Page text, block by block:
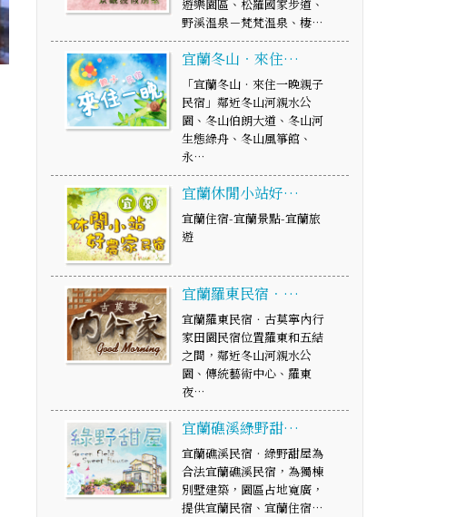
遊樂園區、松羅國家步道、
野溪溫泉－梵梵溫泉、棲…
宜蘭冬山‧來住…
「宜蘭冬山‧來住一晚親子
民宿」鄰近冬山河親水公
園、冬山伯朗大道、冬山河
生態綠舟、冬山風箏館、
永…
宜蘭休閒小站好…
宜蘭住宿-宜蘭景點-宜蘭旅
遊
宜蘭羅東民宿．…
宜蘭羅東民宿．古莫寧內行
家田園民宿位置羅東和五結
之間，鄰近冬山河親水公
園、傳統藝術中心、羅東
夜…
宜蘭礁溪綠野甜…
宜蘭礁溪民宿‧綠野甜屋為
合法宜蘭礁溪民宿，為獨棟
別墅建築，園區占地寬廣，
提供宜蘭民宿、宜蘭住宿…